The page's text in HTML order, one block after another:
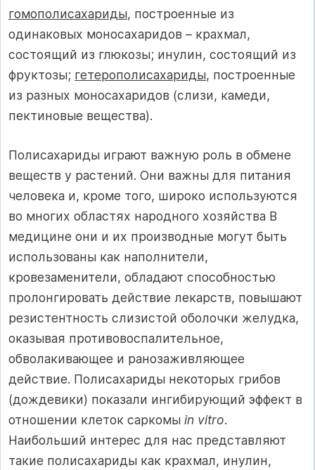
гомополисахариды, построенные из
одинаковых моносахаридов – крахмал,
состоящий из глюкозы; инулин, состоящий из
фруктозы; гетерополисахариды, построенные
из разных моносахаридов (слизи, камеди,
пектиновые вещества).
Полисахариды играют важную роль в обмене
веществ у растений. Они важны для питания
человека и, кроме того, широко используются
во многих областях народного хозяйства В
медицине они и их производные могут быть
использованы как наполнители,
кровезаменители, обладают способностью
пролонгировать действие лекарств, повышают
резистентность слизистой оболочки желудка,
оказывая противовоспалительное,
обволакивающее и ранозаживляющее
действие. Полисахариды некоторых грибов
(дождевики) показали ингибирующий эффект в
отношении клеток саркомы in vitro.
Наибольший интерес для нас представляют
такие полисахариды как крахмал, инулин,